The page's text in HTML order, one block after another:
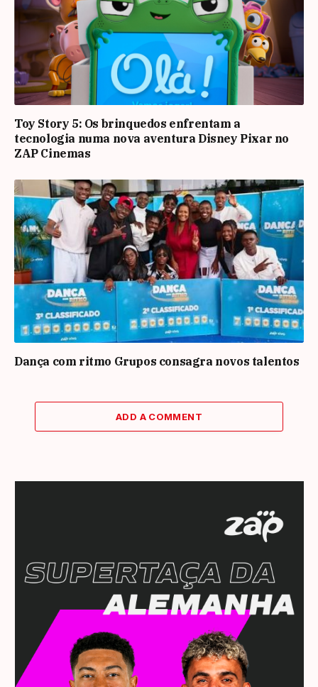
Toy Story 5: Os brinquedos enfrentam a
tecnologia numa nova aventura Disney Pixar no
ZAP Cinemas
Dança com ritmo Grupos consagra novos talentos
ADD A COMMENT